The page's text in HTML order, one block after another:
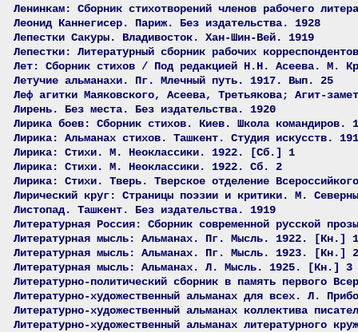
Ленинкам: Сборник стихотворений членов рабочего
Леонид Каннегисер. Париж. Без издательства. 1928
Лепестки Сакуры. Владивосток. Хан-Шин-Вей. 1919
Лепестки: Литературный сборник рабочих
Лет: Сборник стихов / Под редакцией Н.Н. Асеева. М.
Летучие альманахи. Пг. Млечный путь. 1917. Вып. 25
Леф агитки Маяковского, Асеева, Третьякова; Агит-
Лирень. Без места. Без издательства. 1920
Лирика боев: Сборник стихов. Киев. Школа командиров.
Лирика: Альманах стихов. Ташкент. Студия искусств.
Лирика: Стихи. М. Неоклассики. 1922. [Сб.] 1
Лирика: Стихи. М. Неоклассики. 1922. Сб. 2
Лирика: Стихи. Тверь. Тверское отделение
Лирический круг: Страницы поэзии и критики. М.
Листопад. Ташкент. Без издательства. 1919
Литературная Россия: Сборник современной русской
Литературная мысль: Альманах. Пг. Мысль. 1922. [Кн.] 1
Литературная мысль: Альманах. Пг. Мысль. 1923. [Кн.] 2
Литературная мысль: Альманах. Л. Мысль. 1925. [Кн.] 3
Литературно-политический сборник в память первого
Литературно-художественный альманах для всех. Л.
Литературно-художественный альманах коллектива
Литературно-художественный альманах литературного